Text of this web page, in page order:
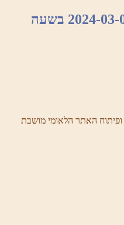
תמונה של WhatsApp‏ 2024-03-04 בשעה
האתר הלאומי מושבת